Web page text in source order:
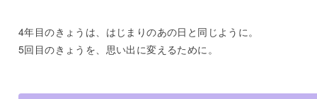
4年目のきょうは、はじまりのあの日と同じように。
5回目のきょうを、思い出に変えるために。